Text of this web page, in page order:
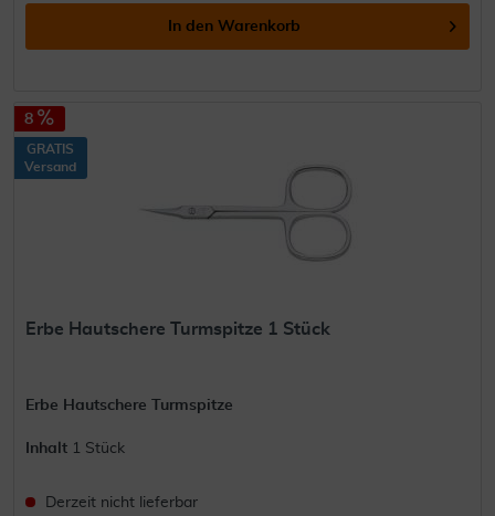
In den Warenkorb
8
GRATIS
Versand
Erbe Hautschere Turmspitze 1 Stück
Erbe Hautschere Turmspitze
Inhalt 1 Stück
Derzeit nicht lieferbar